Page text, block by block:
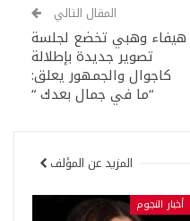
المقال التالي
هيفاء وهبي تخضع لجلسة
تصوير جديدة بإطلالة
كاجوال والجمهور يعلق:
“ما في جمال بعدك “
المزيد عن المؤلف
أخبار النجوم